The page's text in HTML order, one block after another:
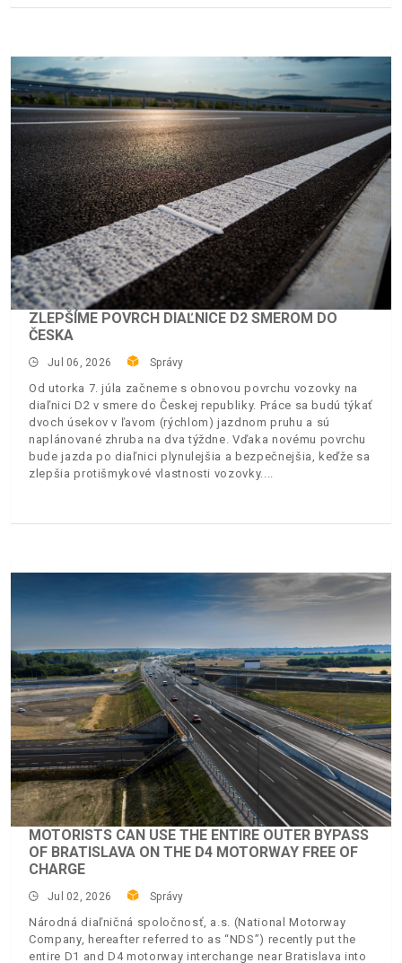
ZLEPŠÍME POVRCH DIAĽNICE D2 SMEROM DO
ČESKA
Jul 06, 2026 Správy
Od utorka 7. júla začneme s obnovou povrchu vozovky na
diaľnici D2 v smere do Českej republiky. Práce sa budú týkať
dvoch úsekov v ľavom (rýchlom) jazdnom pruhu a sú
naplánované zhruba na dva týždne. Vďaka novému povrchu
bude jazda po diaľnici plynulejšia a bezpečnejšia, keďže sa
zlepšia protišmykové vlastnosti vozovky.
MOTORISTS CAN USE THE ENTIRE OUTER BYPASS
OF BRATISLAVA ON THE D4 MOTORWAY FREE OF
CHARGE
Jul 02, 2026 Správy
Národná diaľničná spoločnosť, a.s. (National Motorway
Company, hereafter referred to as “NDS”) recently put the
entire D1 and D4 motorway interchange near Bratislava into